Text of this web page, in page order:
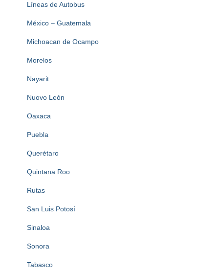
Líneas de Autobus
México – Guatemala
Michoacan de Ocampo
Morelos
Nayarit
Nuovo León
Oaxaca
Puebla
Querétaro
Quintana Roo
Rutas
San Luis Potosí
Sinaloa
Sonora
Tabasco